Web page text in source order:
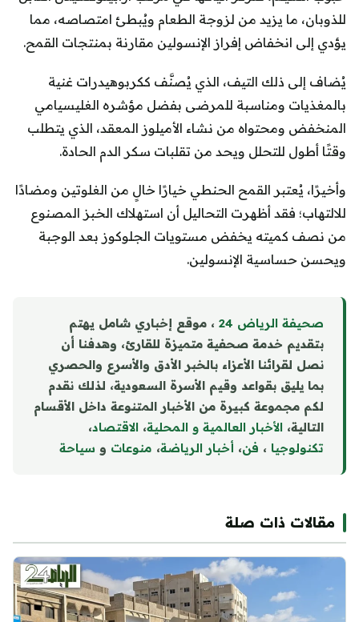
للذوبان، ما يزيد من لزوجة الطعام ويُبطئ امتصاصه، مما
يؤدي إلى انخفاض إفراز الإنسولين مقارنة بمنتجات القمح.
يُضاف إلى ذلك التيف، الذي يُصنَّف ككربوهيدرات غنية
بالمغذيات ومناسبة للمرضى بفضل مؤشره الغليسيامي
المنخفض ومحتواه من نشاء الأميلوز المعقد، الذي يتطلب
وقتًا أطول للتحلل ويحد من تقلبات سكر الدم الحادة.
وأخيرًا، يُعتبر القمح الحنطي خيارًا خالٍ من الغلوتين ومضادًا
للالتهاب؛ فقد أظهرت التحاليل أن استهلاك الخبز المصنوع
من نصف كميته يخفض مستويات الجلوكوز بعد الوجبة
ويحسن حساسية الإنسولين.
صحيفة الرياض 24
، موقع إخباري شامل يهتم
بتقديم خدمة صحفية متميزة للقارئ، وهدفنا أن
نصل لقرائنا الأعزاء بالخبر الأدق والأسرع والحصري
بما يليق بقواعد وقيم الأسرة السعودية، لذلك نقدم
لكم مجموعة كبيرة من الأخبار المتنوعة داخل الأقسام
التالية، الأخبار العالمية و المحلية، الاقتصاد،
تكنولوجيا ، فن، أخبار الرياضة، منوعات و سياحة
مقالات ذات صلة